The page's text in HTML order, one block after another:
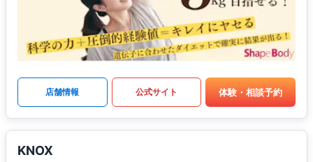
店舗情報 公式サイト 体験・相談予約
KNOX